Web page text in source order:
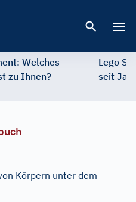
Welches
zu Ihnen?
Lego
seit
Körpern unter dem